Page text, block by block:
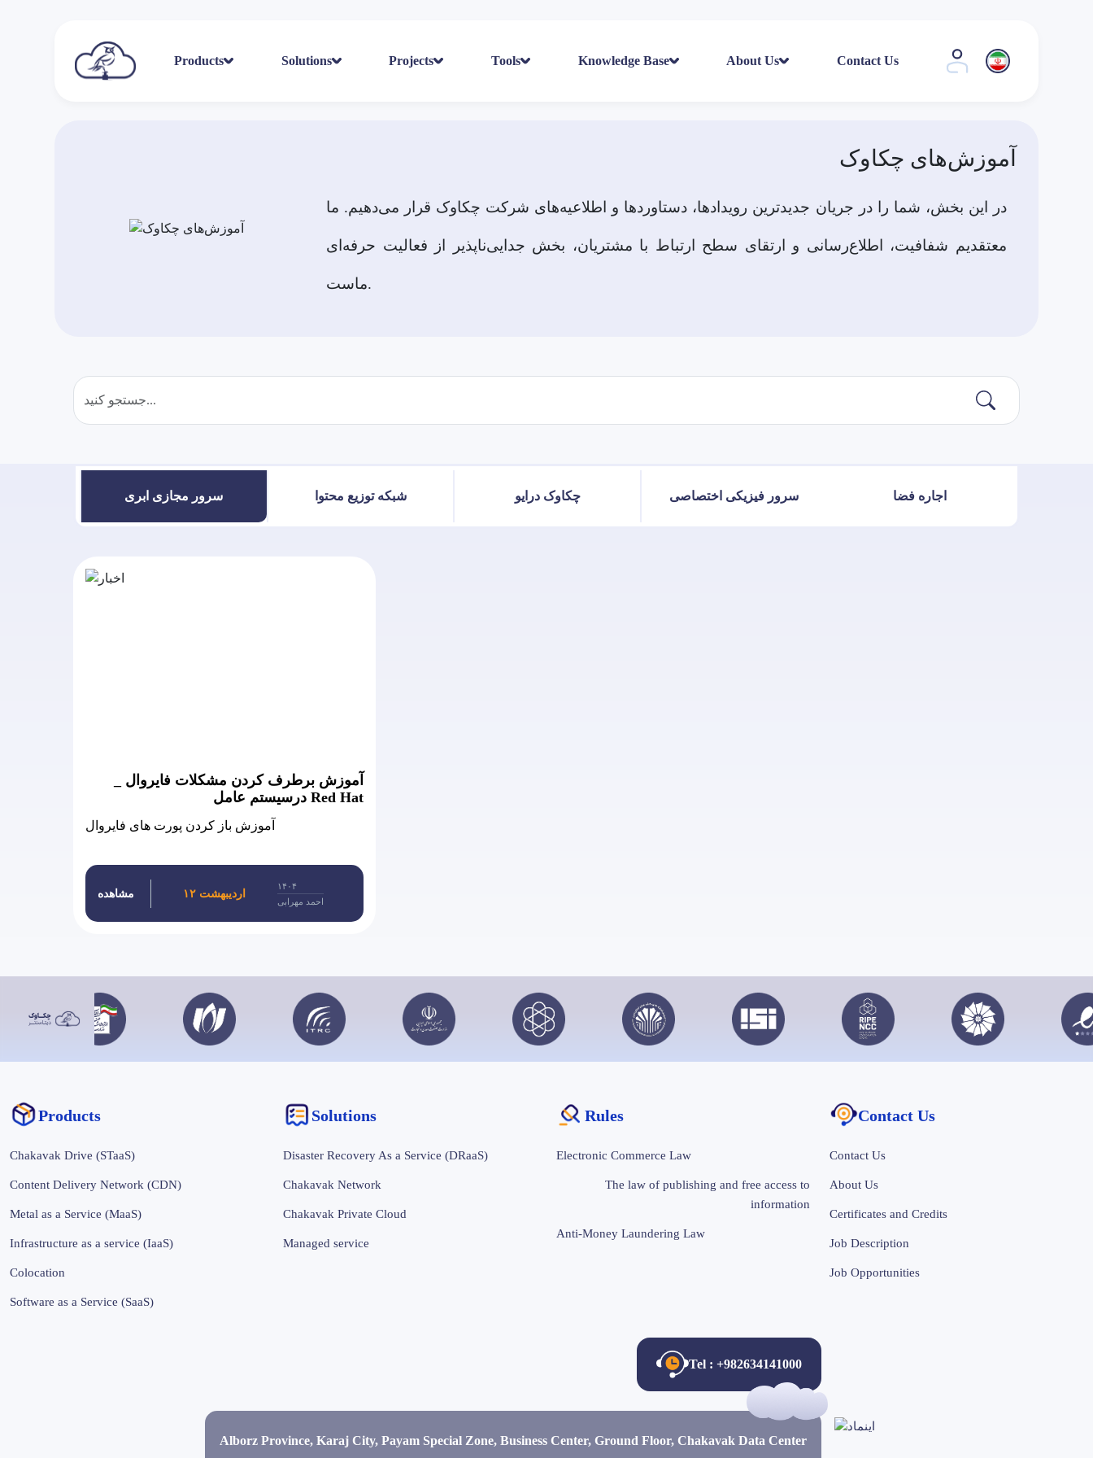
Products Solutions Projects Tools Knowledge Base About Us Contact Us
آموزش‌های چکاوک
در این بخش، شما را در جریان جدیدترین رویدادها، دستاوردها و اطلاعیه‌های شرکت چکاوک قرار می‌دهیم. ما
معتقدیم شفافیت، اطلاع‌رسانی و ارتقای سطح ارتباط با مشتریان، بخش جدایی‌ناپذیر از فعالیت حرفه‌ای
ماست.
سرور مجازی ابری شبکه توزیع محتوا چکاوک درایو سرور فیزیکی اختصاصی اجاره فضا
آموزش برطرف کردن مشکلات فایروال _
درسیستم عامل Red Hat
آموزش باز کردن پورت های فایروال
مشاهده ۱۲ اردیبهشت
۱۴۰۴
احمد مهرابی
Products
Chakavak Drive (STaaS)
Content Delivery Network (CDN)
Metal as a Service (MaaS)
Infrastructure as a service (IaaS)
Colocation
Software as a Service (SaaS)
‌‌Solutions
Disaster Recovery As a Service (DRaaS)
Chakavak Network
Chakavak Private Cloud
Managed service
Rules
Electronic Commerce Law
The law of publishing and free access to
information
Anti-Money Laundering Law
Contact Us
Contact Us
About Us
Certificates and Credits
Job Description
Job Opportunities
Tel : +982634141000
Alborz Province, Karaj City, Payam Special Zone, Business Center, Ground Floor, Chakavak Data Center